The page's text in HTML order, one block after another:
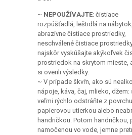
rozpúšťadlá, leštidlá na nábytok,
abrazívne čistiace prostriedky,
neschválené čistiace prostriedky.
najskôr vyskúšajte akýkoľvek
prostriedok na skrytom mieste,
si overili výsledky.
~ V prípade škvŕn, ako sú
nápoje, káva, čaj, mlieko, džem:
veľmi rýchlo odstráňte z povrchu
papierovou utierkou alebo
handričkou. Potom handričkou,
namočenou vo vode, jemne
vonkajšej strany škvrny smerom